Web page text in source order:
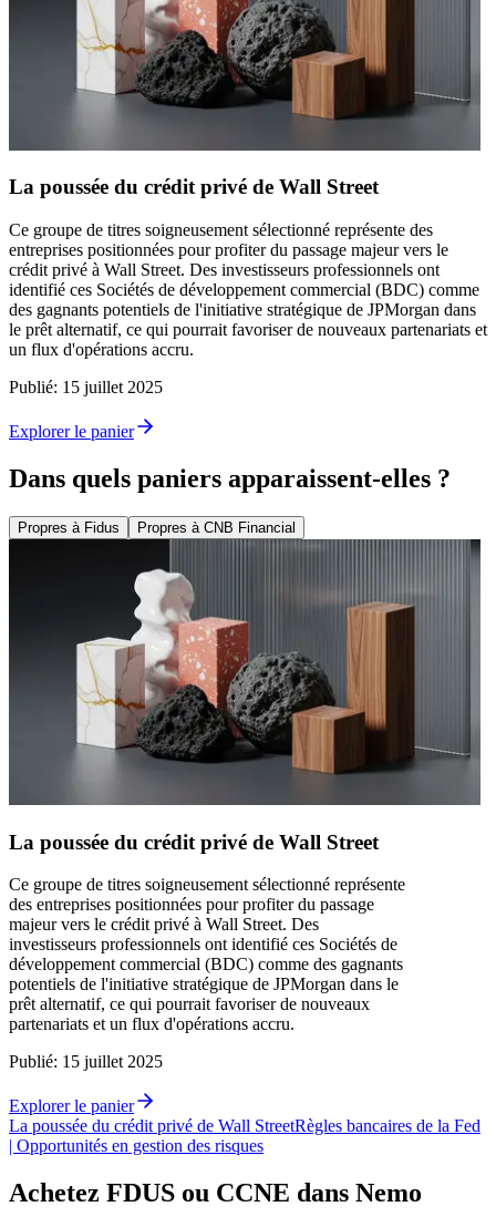
La poussée du crédit privé de Wall Street
Ce groupe de titres soigneusement sélectionné représente des
entreprises positionnées pour profiter du passage majeur vers le
crédit privé à Wall Street. Des investisseurs professionnels ont
identifié ces Sociétés de développement commercial (BDC) comme
des gagnants potentiels de l'initiative stratégique de JPMorgan dans
le prêt alternatif, ce qui pourrait favoriser de nouveaux partenariats et
un flux d'opérations accru.
Publié: 15 juillet 2025
Explorer le panier
Dans quels paniers apparaissent-elles ?
Propres à Fidus Propres à CNB Financial
La poussée du crédit privé de Wall Street
Ce groupe de titres soigneusement sélectionné représente
des entreprises positionnées pour profiter du passage
majeur vers le crédit privé à Wall Street. Des
investisseurs professionnels ont identifié ces Sociétés de
développement commercial (BDC) comme des gagnants
potentiels de l'initiative stratégique de JPMorgan dans le
prêt alternatif, ce qui pourrait favoriser de nouveaux
partenariats et un flux d'opérations accru.
Publié: 15 juillet 2025
Explorer le panier
La poussée du crédit privé de Wall StreetRègles bancaires de la Fed
| Opportunités en gestion des risques
Achetez FDUS ou CCNE dans Nemo